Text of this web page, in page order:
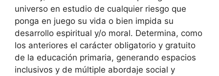
universo en estudio de cualquier riesgo que
ponga en juego su vida o bien impida su
desarrollo espiritual y/o moral. Determina, como
los anteriores el carácter obligatorio y gratuito
de la educación primaria, generando espacios
inclusivos y de múltiple abordaje social y